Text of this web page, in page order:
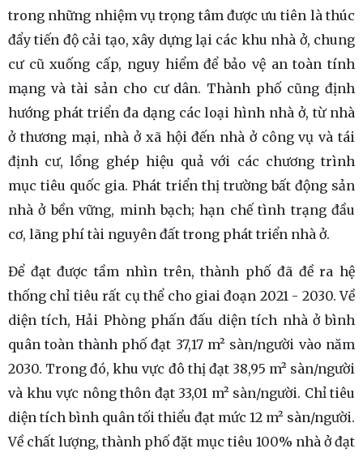
trong những nhiệm vụ trọng tâm được ưu tiên là thúc
đẩy tiến độ cải tạo, xây dựng lại các khu nhà ở, chung
cư cũ xuống cấp, nguy hiểm để bảo vệ an toàn tính
mạng và tài sản cho cư dân. Thành phố cũng định
hướng phát triển đa dạng các loại hình nhà ở, từ nhà
ở thương mại, nhà ở xã hội đến nhà ở công vụ và tái
định cư, lồng ghép hiệu quả với các chương trình
mục tiêu quốc gia. Phát triển thị trường bất động sản
nhà ở bền vững, minh bạch; hạn chế tình trạng đầu
cơ, lãng phí tài nguyên đất trong phát triển nhà ở.
Để đạt được tầm nhìn trên, thành phố đã đề ra hệ
thống chỉ tiêu rất cụ thể cho giai đoạn 2021 - 2030. Về
diện tích, Hải Phòng phấn đấu diện tích nhà ở bình
quân toàn thành phố đạt 37,17 m² sàn/người vào năm
2030. Trong đó, khu vực đô thị đạt 38,95 m² sàn/người
và khu vực nông thôn đạt 33,01 m² sàn/người. Chỉ tiêu
diện tích bình quân tối thiểu đạt mức 12 m² sàn/người.
Về chất lượng, thành phố đặt mục tiêu 100% nhà ở đạt